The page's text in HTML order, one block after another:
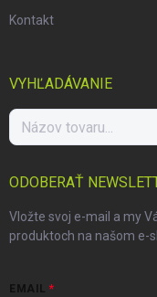
Kontakt
VYHĽADÁVANIE
ODOBERAŤ
Vložte svoj e-mail a my
produktoch na našom e-
EMAIL